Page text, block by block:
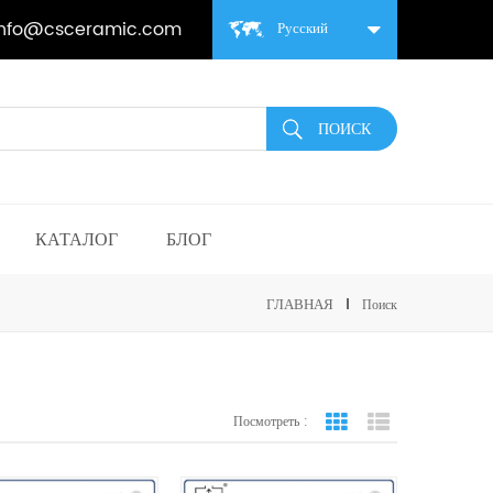
Русский
КАТАЛОГ БЛОГ
ГЛАВНАЯ Поиск
Посмотреть : вид сетки